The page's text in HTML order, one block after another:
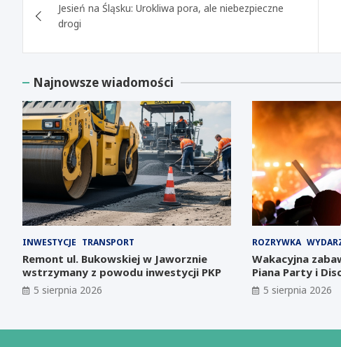
wpisuJesień na Śląsku: Urokliwa pora, ale niebezpieczne
drogi
Najnowsze wiadomości
INWESTYCJE TRANSPORT
Remont ul. Bukowskiej w Jaworznie
wstrzymany z powodu inwestycji PKP
5 sierpnia 2026
ROZRYWKA
Wakacyjna
Piana Party i
rynku!
5 sierpnia 2026